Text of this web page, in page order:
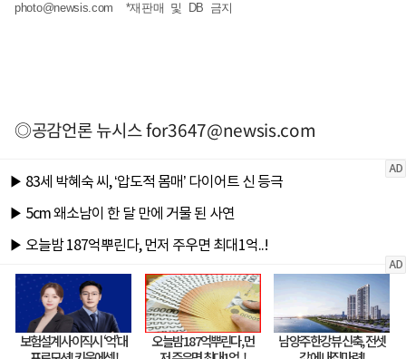
photo@newsis.com *재판매 및 DB 금지
◎공감언론 뉴시스for3647@newsis.com